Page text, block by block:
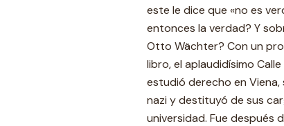
este le dice que «no es
entonces la verdad? Y
Otto Wächter? Con un
libro, el aplaudidísimo
estudió derecho en Viena,
nazi y destituyó de sus
universidad. Fue después